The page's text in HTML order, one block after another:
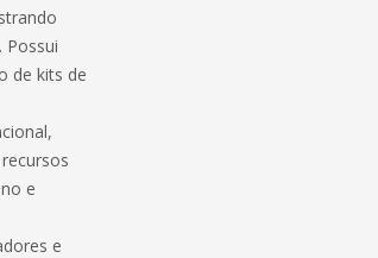
Possui
de kits de
e
e